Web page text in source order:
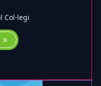
Col·legi